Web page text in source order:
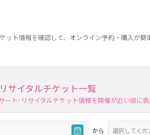
ト情報を確認して、オンライン予約・購入が簡
サイタルチケット一覧
ート･リサイタルチケット情報を開催が近い順に
から